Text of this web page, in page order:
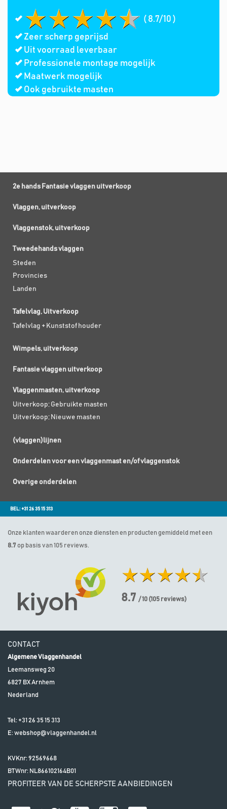
( 8.7/10 )
Zeer scherp geprijsd
Uit voorraad leverbaar
Professionele montage mogelijk
Maatwerk mogelijk
Ook gebruikte masten
2e hands Fantasie vlaggen uitverkoop
Vlaggen, uitverkoop
Vlaggenstok, uitverkoop
Tweedehands vlaggen
Steden
Provincies
Landen
Tafelvlag, Uitverkoop
Tafelvlag + Kunststof houder
Wimpels, uitverkoop
Fantasie vlaggen uitverkoop
Vlaggenmasten, uitverkoop
Uitverkoop; Gebruikte masten
Uitverkoop; Nieuwe masten
(vlaggen)lijnen
Onderdelen voor een vlaggenmast en/of vlaggenstok
Overige onderdelen
BEL: +31 26 35 15 313
Onze klanten waarderen onze diensten en producten gemiddeld met een
8.7 op basis van 105 reviews.
8.7 / 10 (105 reviews)
CONTACT
Algemene Vlaggenhandel
Leemansweg 20
6827 BXArnhem
Nederland
Tel: +31 26 35 15 313
E:webshop@vlaggenhandel.nl
KVKnr: 92569668
BTWnr: NL866102164B01
PROFITEER VAN DE SCHERPSTE AANBIEDINGEN